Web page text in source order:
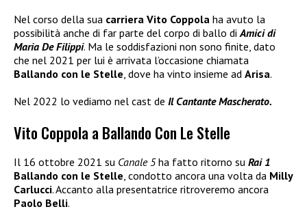
Nel corso della sua carriera Vito Coppola ha avuto la
possibilità anche di far parte del corpo di ballo diAmici di
Maria De Filippi. Ma le soddisfazioni non sono finite, dato
che nel 2021 per lui è arrivata l’occasione chiamata
Ballando con le Stelle, dove ha vinto insieme ad Arisa.
Nel 2022 lo vediamo nel cast de Il Cantante Mascherato.
Vito Coppola a Ballando Con Le Stelle
Il 16 ottobre 2021 su Canale 5ha fatto ritorno su Rai 1
Ballando con le Stelle , condotto ancora una volta da Milly
Carlucci. Accanto alla presentatrice ritroveremo ancora
Paolo Belli.